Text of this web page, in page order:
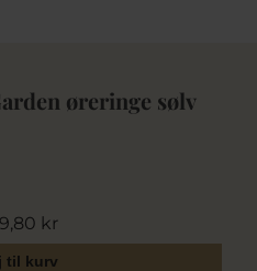
øreringe sølv
kr
til kurv